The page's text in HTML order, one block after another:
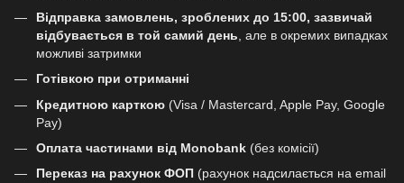
Відправка замовлень, зроблених до 15:00, зазвичай
відбувається в той самий день , але в окремих випадках
можливі затримки
Готівкою при отриманні
Кредитною карткою (Visa / Mastercard, Apple Pay, Google
Pay)
Оплата частинами від Monobank (без комісії)
Переказ на рахунок ФОП (рахунок надсилається на email